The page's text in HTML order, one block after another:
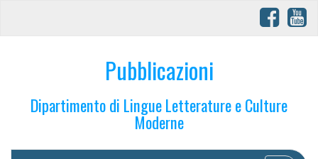
Pubblicazioni
Dipartimento di Lingue Letterature e Culture
Moderne